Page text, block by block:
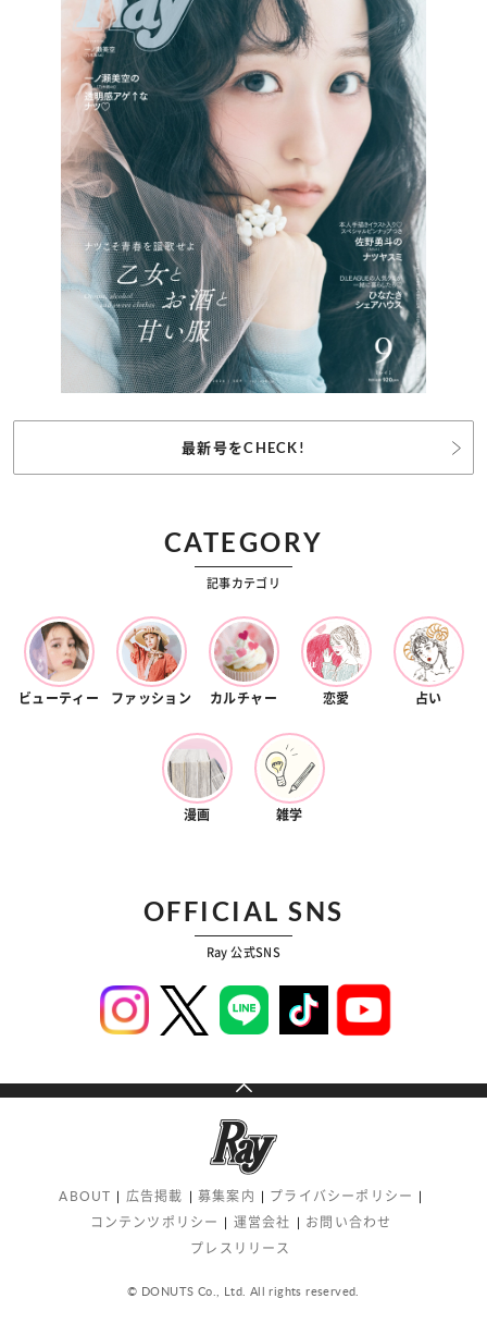
最新号をCHECK!
CATEGORY
記事カテゴリ
ビューティー ファッション カルチャー 恋愛 占い
漫画 雑学
OFFICIAL SNS
Ray 公式SNS
ABOUT 広告掲載 募集案内
プライバシーポリシー
コンテンツポリシー
運営会社
お問い合わせ
プレスリリース
© DONUTS Co., Ltd. All rights reserved.